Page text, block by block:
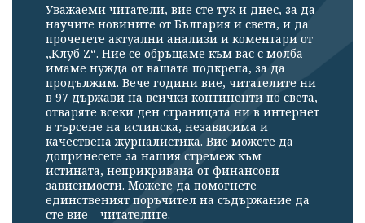
профила си!
Уважаеми читатели, вие сте тук и днес, за да
научите новините от България и света, и да
прочетете актуални анализи и коментари от
„Клуб Z“. Ние се обръщаме към вас с молба –
имаме нужда от вашата подкрепа, за да
продължим. Вече години вие, читателите ни
в 97 държави на всички континенти по света,
отваряте всеки ден страницата ни в интернет
в търсене на истинска, независима и
качествена журналистика. Вие можете да
допринесете за нашия стремеж към
истината, неприкривана от финансови
зависимости. Можете да помогнете
единственият поръчител на съдържание да
сте вие – читателите.